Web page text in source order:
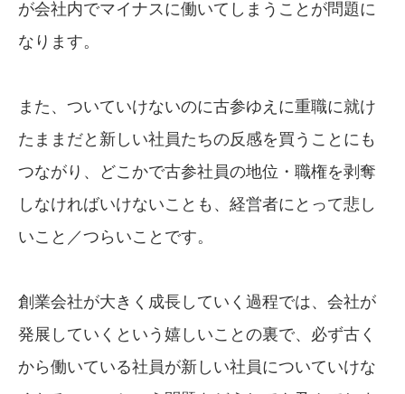
が会社内でマイナスに働いてしまうことが問題に
なります。
また、ついていけないのに古参ゆえに重職に就け
たままだと新しい社員たちの反感を買うことにも
つながり、どこかで古参社員の地位・職権を剥奪
しなければいけないことも、経営者にとって悲し
いこと／つらいことです。
創業会社が大きく成長していく過程では、会社が
発展していくという嬉しいことの裏で、必ず古く
から働いている社員が新しい社員についていけな